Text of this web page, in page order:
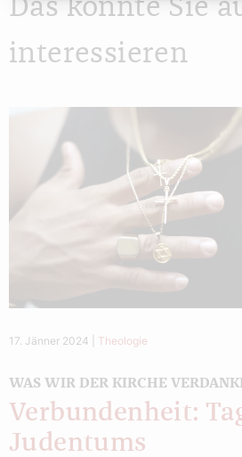
Das könnte Sie
interessieren
17. Jänner 2024 Theologie
WAS WIR DER KIRCHE
Verbundenheit:
Judentums